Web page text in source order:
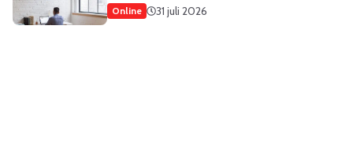
Online 31 juli 2026